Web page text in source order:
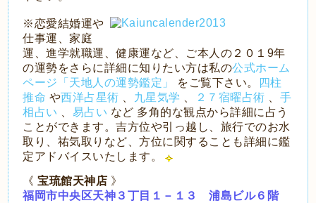
※恋愛結婚運や
仕事運、家庭
運、進学就職運、健康運など、ご本人の２０１9年
の運勢をさらに詳細に知りたい方は私の公式ホーム
ページ「天地人の運勢鑑定」
をご覧下さい。
四柱
推命 や西洋占星術 九星気学 ２７宿曜占術
手
相占い
易占い など 多角的な観点から詳細に占う
ことができます。吉方位や引っ越し、旅行でのお水
取り、祐気取りなど、方位に関することも詳細に鑑
定アドバイスいたします。
《宝琉館天神店 》
福岡市中央区天神３丁目１－１３ 浦島ビル６階